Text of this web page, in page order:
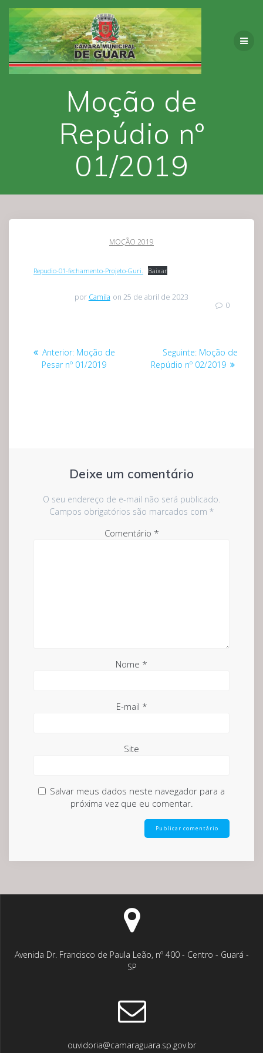
Skip
to
content
Moção de
Repúdio nº
01/2019
MOÇÃO 2019
Repudio-01-fechamento-Projeto-Guri. Baixar
por Camila on 25 de abril de 2023
0
Navegação
Anterior: Post
anterior:
Moção de
Pesar nº 01/2019
Seguinte: Post
seguinte:
Moção de
Repúdio nº 02/2019
Deixe um comentário
O seu endereço de e-mail não será publicado.
Campos obrigatórios são marcados com *
Comentário *
Nome *
E-mail *
Site
Salvar meus dados neste navegador para a
próxima vez que eu comentar.
Avenida Dr. Francisco de Paula Leão, nº 400 - Centro - Guará -
SP
ouvidoria@camaraguara.sp.gov.br